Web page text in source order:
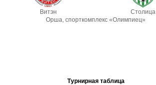
Витэн
Столица
Орша, спорткомплекс «Олимпиец»
Турнирная таблица